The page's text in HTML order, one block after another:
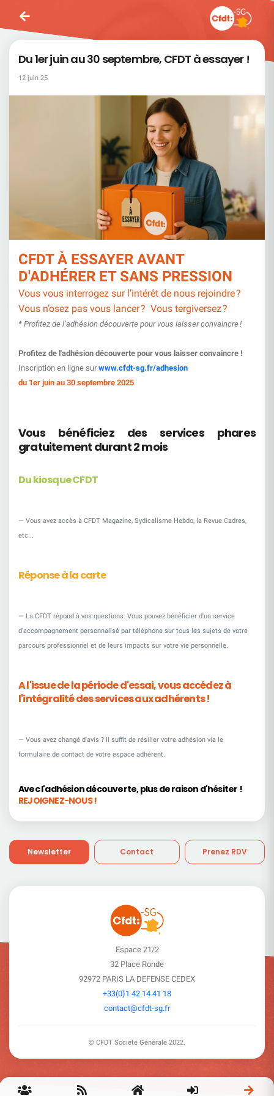
Du 1er juin au 30 septembre, CFDT à essayer !
12 juin 25
CFDT À ESSAYER AVANT
D'ADHÉRER ET SANS PRESSION
Vous vous interrogez sur l’intérêt de nous rejoindre ?
Vous n’osez pas vous lancer ? Vous tergiversez ?
* Profitez de l’adhésion découverte pour vous laisser convaincre !
Profitez de l'adhésion découverte pour vous laisser convaincre !
Inscription en ligne surwww.cfdt-sg.fr/adhesion
du 1er juin au 30 septembre 2025
Vous bénéficiez des services phares
gratuitement durant 2 mois
Du kiosque CFDT
Vous avez accès à CFDT Magazine, Sydicalisme Hebdo, la Revue Cadres,
etc...
Réponse à la carte
La CFDT répond à vos questions. Vous pouvez bénéficier d'un service
d'accompagnement personnalisé par téléphone sur tous les sujets de votre
parcours professionnel et de leurs impacts sur votre vie personnelle.
A l'issue de la période d'essai, vous accédez à
l'intégralité des services aux adhérents !
Vous avez changé d'avis ? Il suffit de résilier votre adhésion via le
formulaire de contact de votre espace adhérent.
Avec l'adhésion découverte, plus de raison d'hésiter !
REJOIGNEZ-NOUS !
Newsletter Contact Prenez RDV
Espace 21/2
32 Place Ronde
92972 PARIS LA DEFENSE CEDEX
+33(0)1 42 14 41 18
contact@cfdt-sg.fr
© CFDT Société Générale 2022.